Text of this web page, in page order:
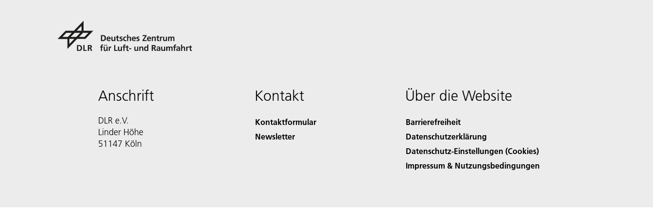
Anschrift
DLR e.V.
Linder Höhe
51147 Köln
Kontakt
Kontaktformular
Newsletter
Über die Website
Barrierefreiheit
Datenschutzerklärung
Datenschutz-Einstellungen (Cookies)
Impressum & Nutzungsbedingungen